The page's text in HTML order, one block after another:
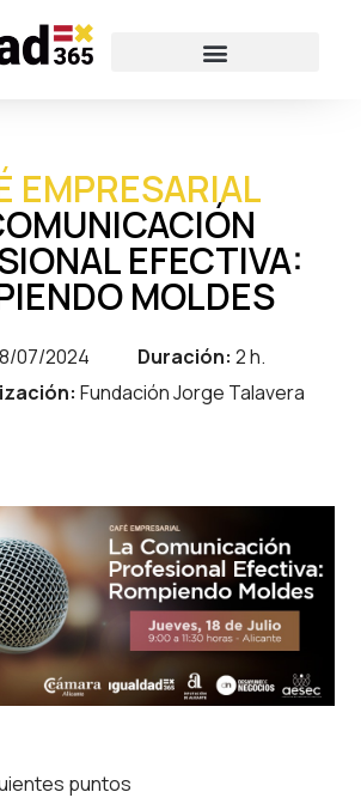
EMPRESARIAL
EFECTIVA:
MOLDES
07/2024 Duración: 2 h.
Fundación Jorge Talavera
puntos